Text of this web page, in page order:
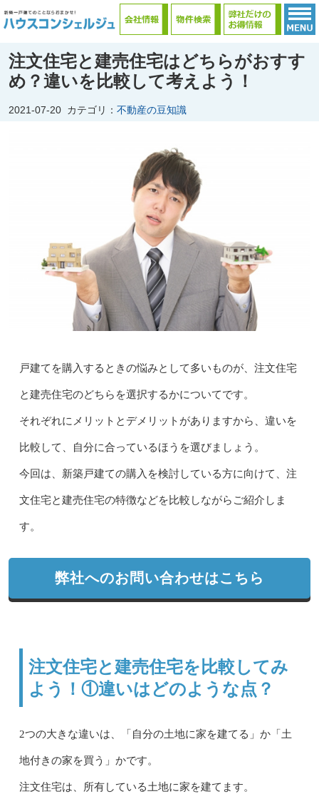
注文住宅と建売住宅はどちらがおすす
め？違いを比較して考えよう！
2021-07-20 カテゴリ： 不動産の豆知識
戸建てを購入するときの悩みとして多いものが、注文住宅
と建売住宅のどちらを選択するかについてです。
それぞれにメリットとデメリットがありますから、違いを
比較して、自分に合っているほうを選びましょう。
今回は、新築戸建ての購入を検討している方に向けて、注
文住宅と建売住宅の特徴などを比較しながらご紹介しま
す。
弊社へのお問い合わせはこちら
注文住宅と建売住宅を比較してみ
よう！①違いはどのような点？
2つの大きな違いは、「自分の土地に家を建てる」か「土
地付きの家を買う」かです。
注文住宅は、所有している土地に家を建てます。